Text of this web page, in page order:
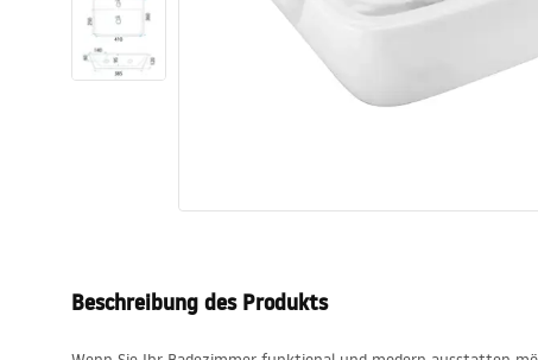
Badewannenaufsätze
Badarmaturen
Badezimmerzubehör und Möbel
Beschreibung des Produkts